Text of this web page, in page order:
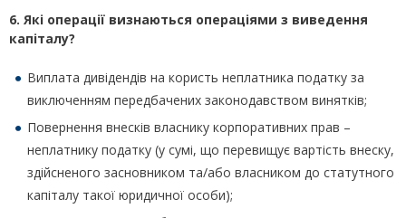
6. Які операції визнаються операціями з виведення
капіталу?
Виплата дивідендів на користь неплатника податку за
виключенням передбачених законодавством винятків;
Повернення внесків власнику корпоративних прав –
неплатнику податку (у сумі, що перевищує вартість внеску,
здійсненого засновником та/або власником до статутного
капіталу такої юридичної особи);